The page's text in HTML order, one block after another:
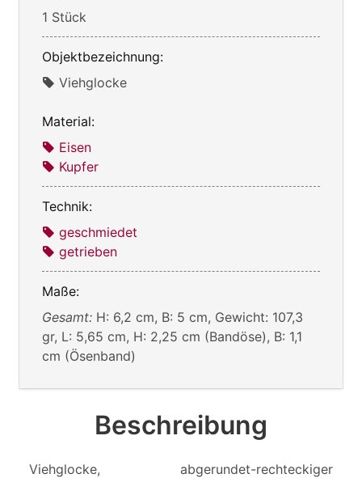
1 Stück
Objektbezeichnung:
Viehglocke
Material:
Eisen
Kupfer
Technik:
geschmiedet
getrieben
Maße:
Gesamt: H: 6,2 cm, B: 5 cm, Gewicht: 107,3
gr, L: 5,65 cm, H: 2,25 cm (Bandöse), B: 1,1
cm (Ösenband)
Beschreibung
Viehglocke, abgerundet-rechteckiger